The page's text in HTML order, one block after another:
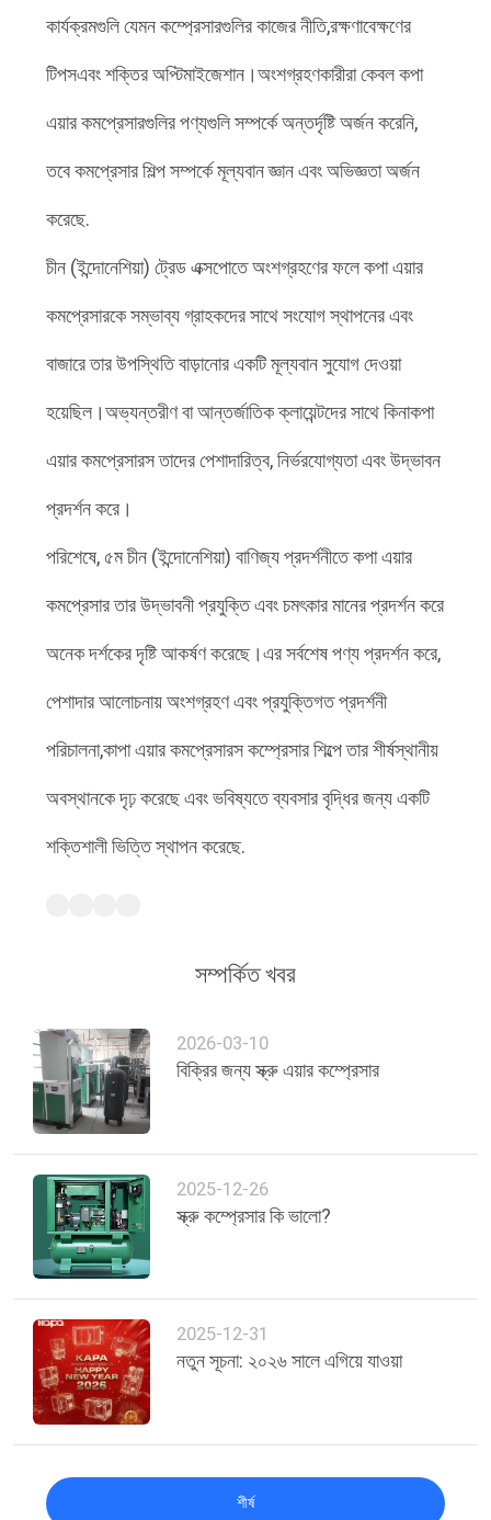
কার্যক্রমগুলি যেমন কম্প্রেসারগুলির কাজের নীতি,রক্ষণাবেক্ষণের
টিপসএবং শক্তির অপ্টিমাইজেশান।অংশগ্রহণকারীরা কেবল কপা
এয়ার কমপ্রেসারগুলির পণ্যগুলি সম্পর্কে অন্তর্দৃষ্টি অর্জন করেনি,
তবে কমপ্রেসার শিল্প সম্পর্কে মূল্যবান জ্ঞান এবং অভিজ্ঞতা অর্জন
করেছে.
চীন (ইন্দোনেশিয়া) ট্রেড এক্সপোতে অংশগ্রহণের ফলে কপা এয়ার
কমপ্রেসারকে সম্ভাব্য গ্রাহকদের সাথে সংযোগ স্থাপনের এবং
বাজারে তার উপস্থিতি বাড়ানোর একটি মূল্যবান সুযোগ দেওয়া
হয়েছিল।অভ্যন্তরীণ বা আন্তর্জাতিক ক্লায়েন্টদের সাথে কিনাকপা
এয়ার কমপ্রেসারস তাদের পেশাদারিত্ব, নির্ভরযোগ্যতা এবং উদ্ভাবন
প্রদর্শন করে।
পরিশেষে, ৫ম চীন (ইন্দোনেশিয়া) বাণিজ্য প্রদর্শনীতে কপা এয়ার
কমপ্রেসার তার উদ্ভাবনী প্রযুক্তি এবং চমৎকার মানের প্রদর্শন করে
অনেক দর্শকের দৃষ্টি আকর্ষণ করেছে।এর সর্বশেষ পণ্য প্রদর্শন করে,
পেশাদার আলোচনায় অংশগ্রহণ এবং প্রযুক্তিগত প্রদর্শনী
পরিচালনা,কাপা এয়ার কমপ্রেসারস কম্প্রেসার শিল্পে তার শীর্ষস্থানীয়
অবস্থানকে দৃঢ় করেছে এবং ভবিষ্যতে ব্যবসার বৃদ্ধির জন্য একটি
শক্তিশালী ভিত্তি স্থাপন করেছে.
সম্পর্কিত খবর
2026-03-10
বিক্রির জন্য স্ক্রু এয়ার কম্প্রেসার
2025-12-26
স্ক্রু কম্প্রেসার কি ভালো?
2025-12-31
নতুন সূচনা: ২০২৬ সালে এগিয়ে যাওয়া
শীর্ষ